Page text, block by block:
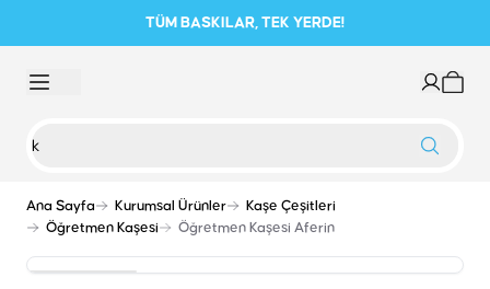
TÜM BASKILAR, TEK YERDE!
Ana Sayfa Kurumsal Ürünler
Kaşe Çeşitleri
Öğretmen Kaşesi
Öğretmen Kaşesi Aferin